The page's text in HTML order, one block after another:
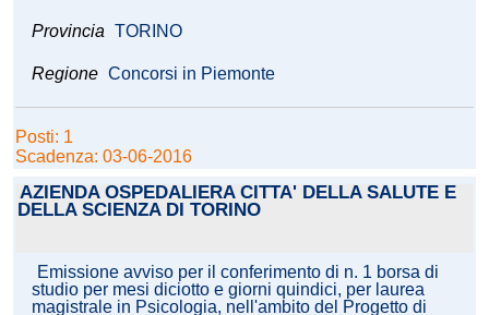
Provincia TORINO
Regione Concorsi in Piemonte
Posti: 1
Scadenza: 03-06-2016
AZIENDA OSPEDALIERA CITTA' DELLA SALUTE E
DELLA SCIENZA DI TORINO
Emissione avviso per il conferimento di n. 1 borsa di
studio per mesi diciotto e giorni quindici, per laurea
magistrale in Psicologia, nell'ambito del Progetto di